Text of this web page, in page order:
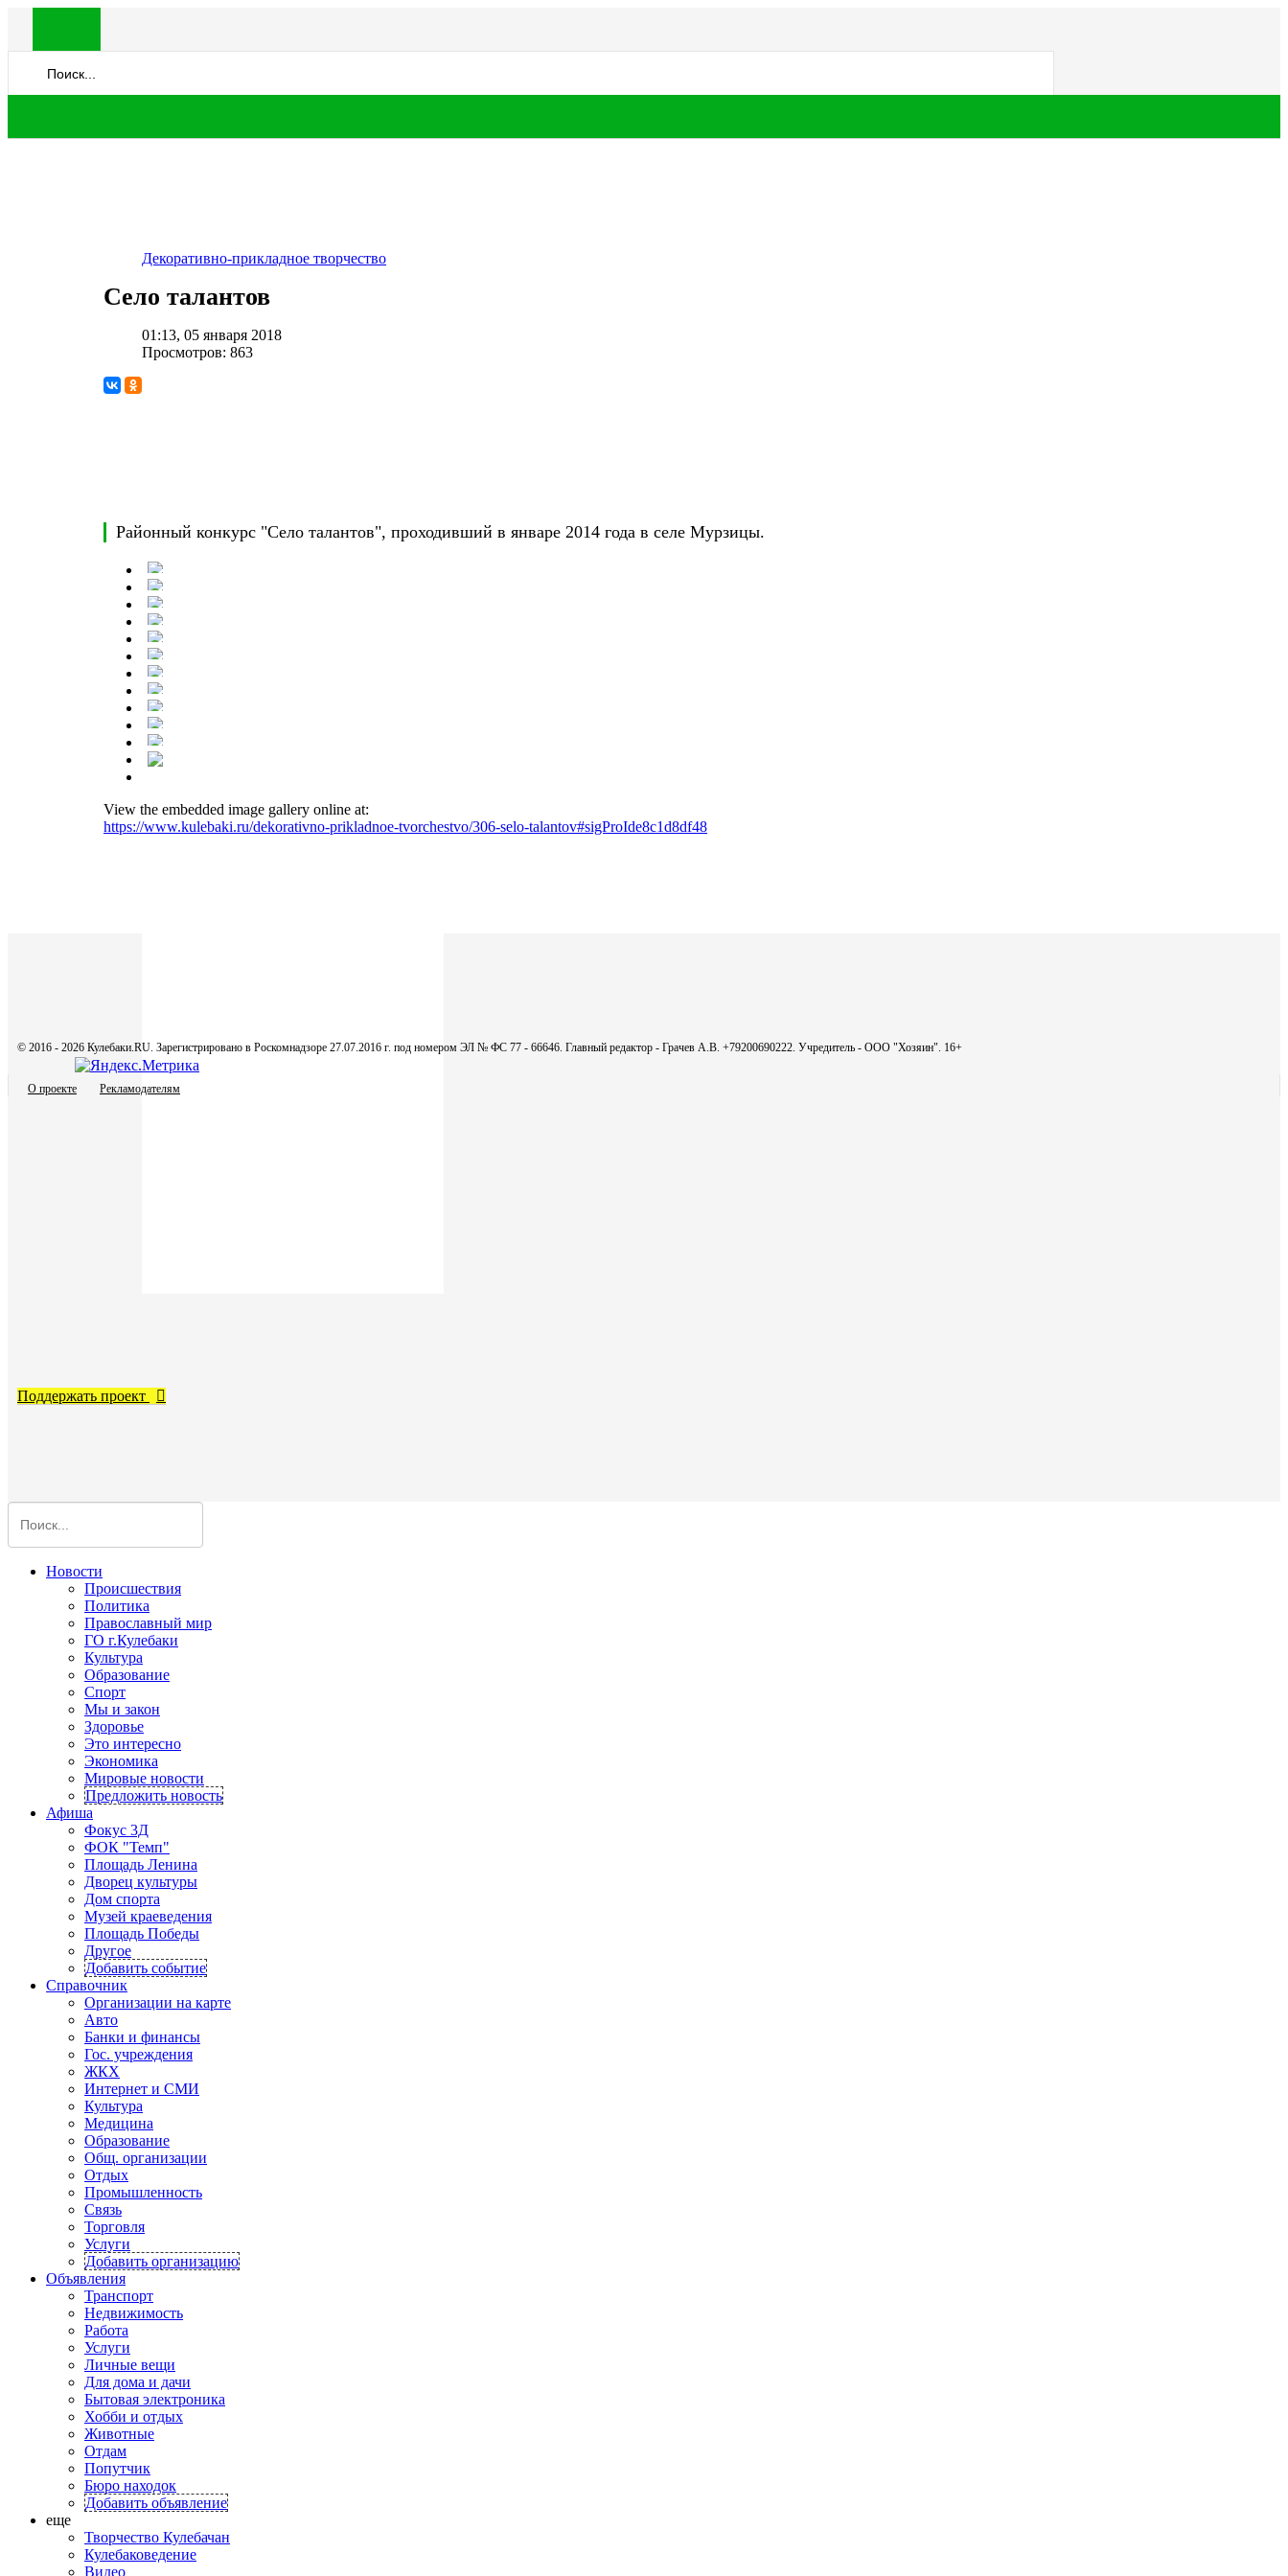
Декоративно-прикладное творчество
Село талантов
01:13, 05 января 2018
Просмотров: 863
Районный конкурс "Село талантов", проходивший в январе 2014 года в селе Мурзицы.
View the embedded image gallery online at:
https://www.kulebaki.ru/dekorativno-prikladnoe-tvorchestvo/306-selo-talantov#sigProIde8c1d8df48
© 2016 - 2026 Кулебаки.RU. Зарегистрировано в Роскомнадзоре 27.07.2016 г. под номером ЭЛ № ФС 77 - 66646. Главный редактор - Грачев А.В. +79200690222. Учредитель - ООО "Хозяин". 16+
О проекте Рекламодателям
Поддержать проект
Новости
Происшествия
Политика
Православный мир
ГО г.Кулебаки
Культура
Образование
Спорт
Мы и закон
Здоровье
Это интересно
Экономика
Мировые новости
Предложить новость
Афиша
Фокус 3Д
ФОК "Темп"
Площадь Ленина
Дворец культуры
Дом спорта
Музей краеведения
Площадь Победы
Другое
Добавить событие
Справочник
Организации на карте
Авто
Банки и финансы
Гос. учреждения
ЖКХ
Интернет и СМИ
Культура
Медицина
Образование
Общ. организации
Отдых
Промышленность
Связь
Торговля
Услуги
Добавить организацию
Объявления
Транспорт
Недвижимость
Работа
Услуги
Личные вещи
Для дома и дачи
Бытовая электроника
Хобби и отдых
Животные
Отдам
Попутчик
Бюро находок
Добавить объявление
еще
Творчество Кулебачан
Кулебаковедение
Видео